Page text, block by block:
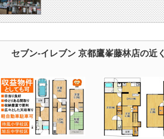
セブン-イレブン 京都鷹峯藤林店の近